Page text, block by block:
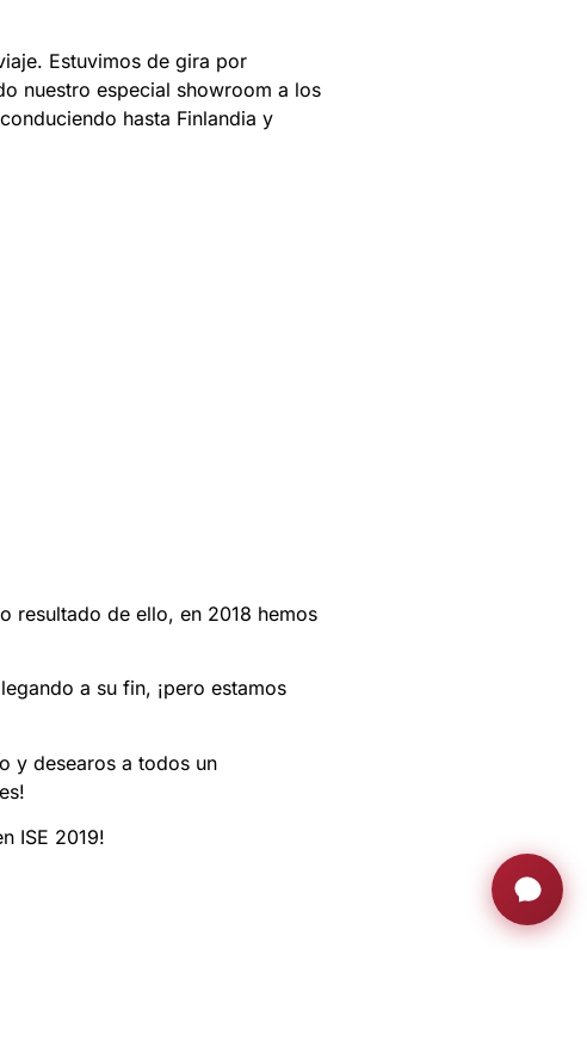
Estuvimos de gira por
nuestro especial showroom a los
hasta Finlandia y
resultado de ello, en 2018 hemos
a su fin, ¡pero estamos
y desearos a todos un
ISE 2019!